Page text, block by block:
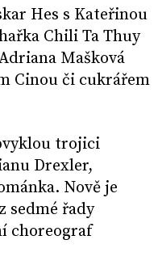
Hes s Kateřinou
Chili Ta Thuy
Mašková
Cinou či cukrářem
trojici
Drexler,
Nově je
sedmé řady
choreograf